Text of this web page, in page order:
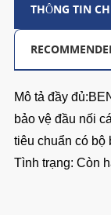
THÔNG TIN
Mô tả đầy
bảo vệ đầu nối
tiêu chuẩn có bộ
Tình trạng: Còn